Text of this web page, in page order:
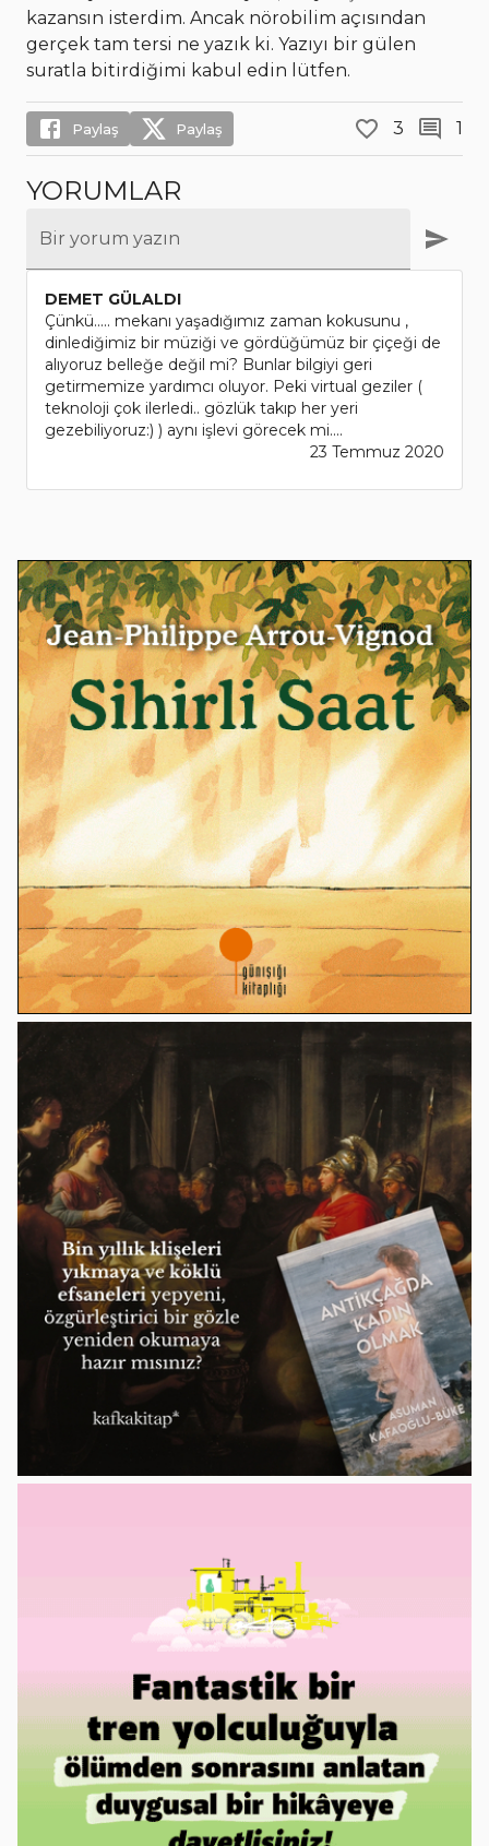
kazansın isterdim. Ancak nörobilim açısından
gerçek tam tersi ne yazık ki. Yazıyı bir gülen
suratla bitirdiğimi kabul edin lütfen.
Paylaş Paylaş 3 1
YORUMLAR
Bir yorum yazın
DEMET GÜLALDI
Çünkü..... mekanı yaşadığımız zaman kokusunu ,
dinlediğimiz bir müziği ve gördüğümüz bir çiçeği de
alıyoruz belleğe değil mi? Bunlar bilgiyi geri
getirmemize yardımcı oluyor. Peki virtual geziler (
teknoloji çok ilerledi.. gözlük takıp her yeri
gezebiliyoruz:) ) aynı işlevi görecek mi....
23 Temmuz 2020